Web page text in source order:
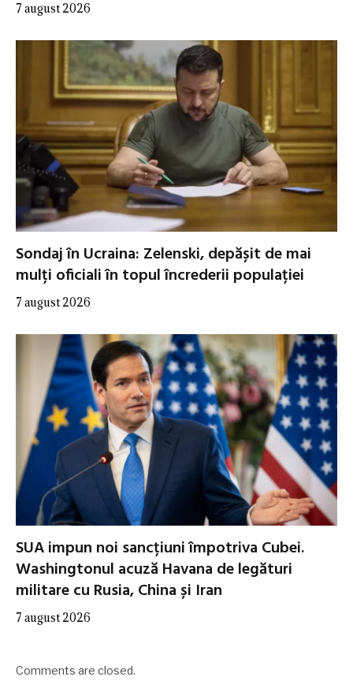
7 august 2026
Sondaj în Ucraina: Zelenski, depășit de mai
mulți oficiali în topul încrederii populației
7 august 2026
SUA impun noi sancțiuni împotriva Cubei.
Washingtonul acuză Havana de legături
militare cu Rusia, China și Iran
7 august 2026
Comments are closed.